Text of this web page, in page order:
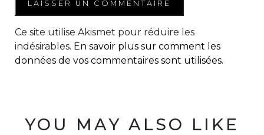
Ce site utilise Akismet pour réduire les
indésirables. En savoir plus sur comment les
données de vos commentaires sont utilisées.
YOU MAY ALSO LIKE